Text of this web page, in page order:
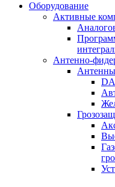
Оборудование
Активные
Антенно-
Антенны